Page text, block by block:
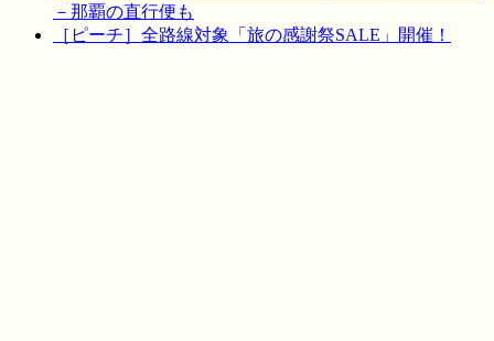
－那覇の直行便も
［ピーチ］全路線対象「旅の感謝祭SALE」開催！